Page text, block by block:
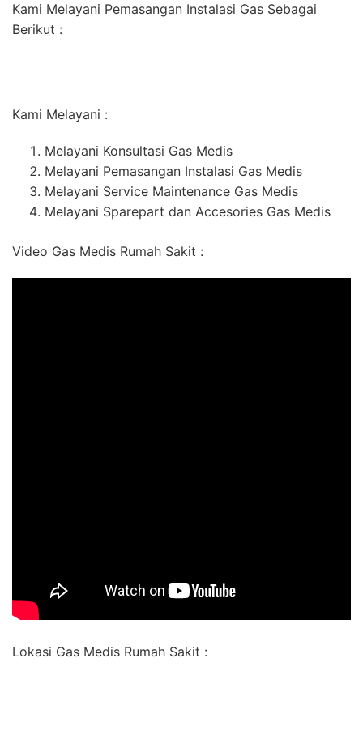
Kami Melayani Pemasangan Instalasi Gas Sebagai
Berikut :
Kami Melayani :
Melayani Konsultasi Gas Medis
Melayani Pemasangan Instalasi Gas Medis
Melayani Service Maintenance Gas Medis
Melayani Sparepart dan Accesories Gas Medis
Video Gas Medis Rumah Sakit :
Lokasi Gas Medis Rumah Sakit :